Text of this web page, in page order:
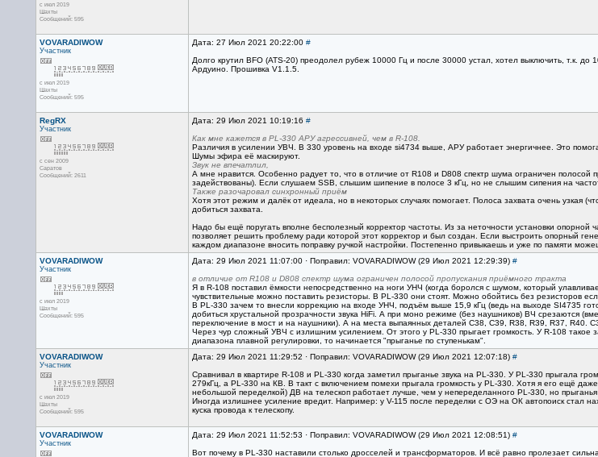
с июл 2019
Шахты
Сообщений: 595
VOVARADIWOW
Участник
с июл 2019
Шахты
Сообщений: 595
Дата: 27 Июл 2021 20:22:00 #
Долго крутил BFO (ATS-20) преодолел рубеж 10000 Гц и после 30000 устал, хотел выключить, т.к.
Ардуино. Прошивка V1.1.5.
RegRX
Участник
с сен 2009
Саратов
Сообщений: 2611
Дата: 29 Июл 2021 10:19:16 #
Как мне кажется в PL-330 АРУ агрессивней, чем в R-108.
Различия в усилении УВЧ. В 330 уровень на входе si4734 выше, АРУ работает энергичнее. Это
Шумы эфира её маскируют.
Звук не впечатлил,
А мне нравится. Особенно радует то, что в отличие от R108 и D808 спектр шума ограничен
задействованы). Если слушаем SSB, слышим шипение в полосе 3 кГц, но не слышим сипения на
Также разочаровал синхронный приём
Хотя этот режим и далёк от идеала, но в некоторых случаях помогает. Полоса захвата очень
добиться захвата.
Надо бы ещё поругать вполне бесполезный корректор частоты. Из за неточности установки
позволяет решить проблему ради которой этот корректор и был создан. Если выстроить опорный
каждом диапазоне вносить поправку ручкой настройки. Постепенно привыкаешь и уже по памяти
VOVARADIWOW
Участник
с июл 2019
Шахты
Сообщений: 595
Дата: 29 Июл 2021 11:07:00 · Поправил: VOVARADIWOW (29 Июл 2021 12:29:39) #
в отличие от R108 и D808 спектр шума ограничен полосой пропускания приёмного тракта
Я в R-108 поставил ёмкости непосредственно на ноги УНЧ (когда боролся с шумом, который
чувствительные можно поставить резисторы. В PL-330 они стоят. Можно обойтись без резисторов
В PL-330 зачем то внесли коррекцию на входе УНЧ, подъём выше 15,9 кГц (ведь на выходе SI4735
добиться хрустальной прозрачности звука HiFi. А при моно режиме (без наушников) ВЧ срезаются
переключение в мост и на наушники). А на места выпаянных деталей C38, C39, R38, R39, R37, R40.
Через чур сложный УВЧ c излишним усилением. От этого у PL-330 прыгает громкость. У R-108
диапазона плавной регулировки, то начинается "прыганье по ступенькам".
VOVARADIWOW
Участник
с июл 2019
Шахты
Сообщений: 595
Дата: 29 Июл 2021 11:29:52 · Поправил: VOVARADIWOW (29 Июл 2021 12:07:18) #
Сравнивал в квартире R-108 и PL-330 когда заметил прыганье звука на PL-330. У PL-330 прыгала
279кГц, а PL-330 на КВ. В такт с включением помехи прыгала громкость у PL-330. Хотя я его ещё
небольшой переделкой) ДВ на телескоп работает лучше, чем у непеределанного PL-330, но
Иногда излишнее усиление вредит. Например: у V-115 после переделки с ОЭ на ОК автопоиск стал
куска провода к телескопу.
VOVARADIWOW
Участник
Дата: 29 Июл 2021 11:52:53 · Поправил: VOVARADIWOW (29 Июл 2021 12:08:51) #
Вот почему в PL-330 наставили столько дросселей и трансформаторов. И всё равно пролезает